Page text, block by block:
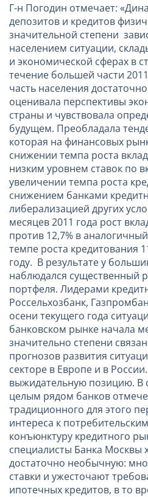
Г-н Погодин отмечает:
депозитов и кредитов
значительной степени
населением ситуации,
и экономической сферах в
течение большей части
часть населения
оценивала перспективы
страны и чувствовала
будущем. Преобладала
которая на финансовых
снижении темпа роста
низким уровнем ставок по
увеличении темпа роста
снижением банками
либерализацией других
месяцев 2011 года рост
против 12,7% в
темпе роста кредитования
году. В результате у
наблюдался существенный
портфеля. Лидерами
Россельхозбанк,
осени текущего года
банковском рынке начала
значительно степени
прогнозов развития
секторе в Европе и в
выжидательную позицию. В
целым рядом банков
традиционного для этого
интереса к
конъюнктуру кредитного
специалисты Банка Москвы
достаточно необычную:
ставки и ужесточают
ипотечных кредитов, в то